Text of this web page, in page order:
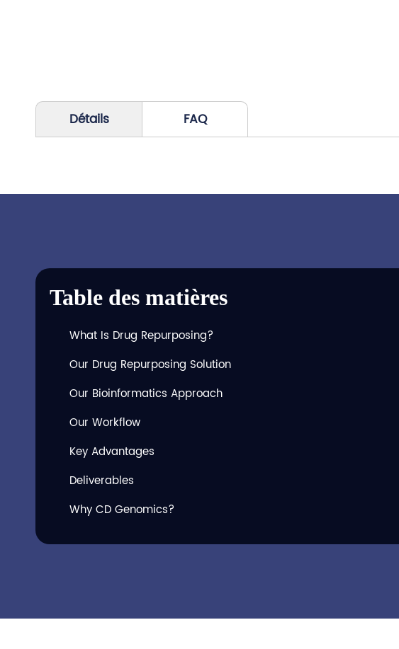
Détails FAQ
Table des matières
What Is Drug Repurposing?
Our Drug Repurposing Solution
Our Bioinformatics Approach
Our Workflow
Key Advantages
Deliverables
Why CD Genomics?